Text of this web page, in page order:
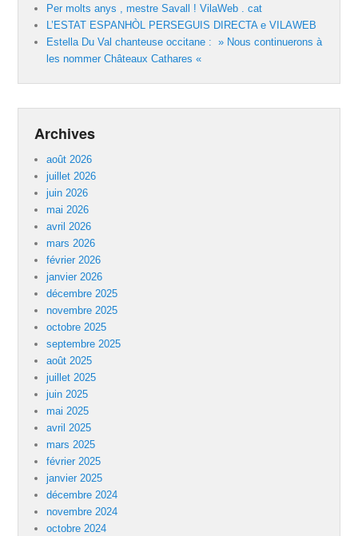
Per molts anys , mestre Savall ! VilaWeb . cat
L’ESTAT ESPANHÒL PERSEGUIS DIRECTA e VILAWEB
Estella Du Val chanteuse occitane : » Nous continuerons à
les nommer Châteaux Cathares «
Archives
août 2026
juillet 2026
juin 2026
mai 2026
avril 2026
mars 2026
février 2026
janvier 2026
décembre 2025
novembre 2025
octobre 2025
septembre 2025
août 2025
juillet 2025
juin 2025
mai 2025
avril 2025
mars 2025
février 2025
janvier 2025
décembre 2024
novembre 2024
octobre 2024